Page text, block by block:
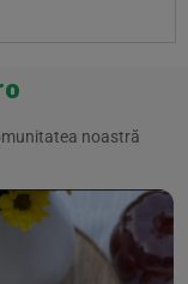
noastră